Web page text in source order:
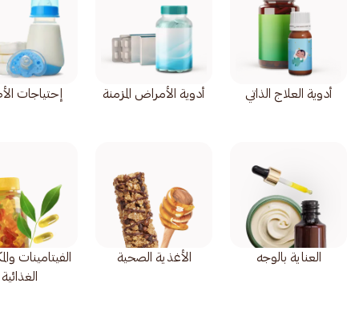
أدوية العلاج الذاتي أدوية الأمراض المزمنة إحتياجات
العناية بالوجه الأغذية الصحية
الفيتامينات
الغذائية